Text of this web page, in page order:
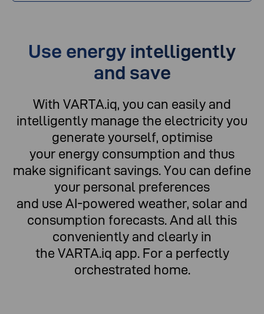
Use energy intelligently
and save
With VARTA.iq, you can easily and
intelligently manage the electricity you
generate yourself, optimise
your energy consumption and thus
make significant savings. You can define
your personal preferences
and use AI-powered weather, solar and
consumption forecasts. And all this
conveniently and clearly in
the VARTA.iq app. For a perfectly
orchestrated home.